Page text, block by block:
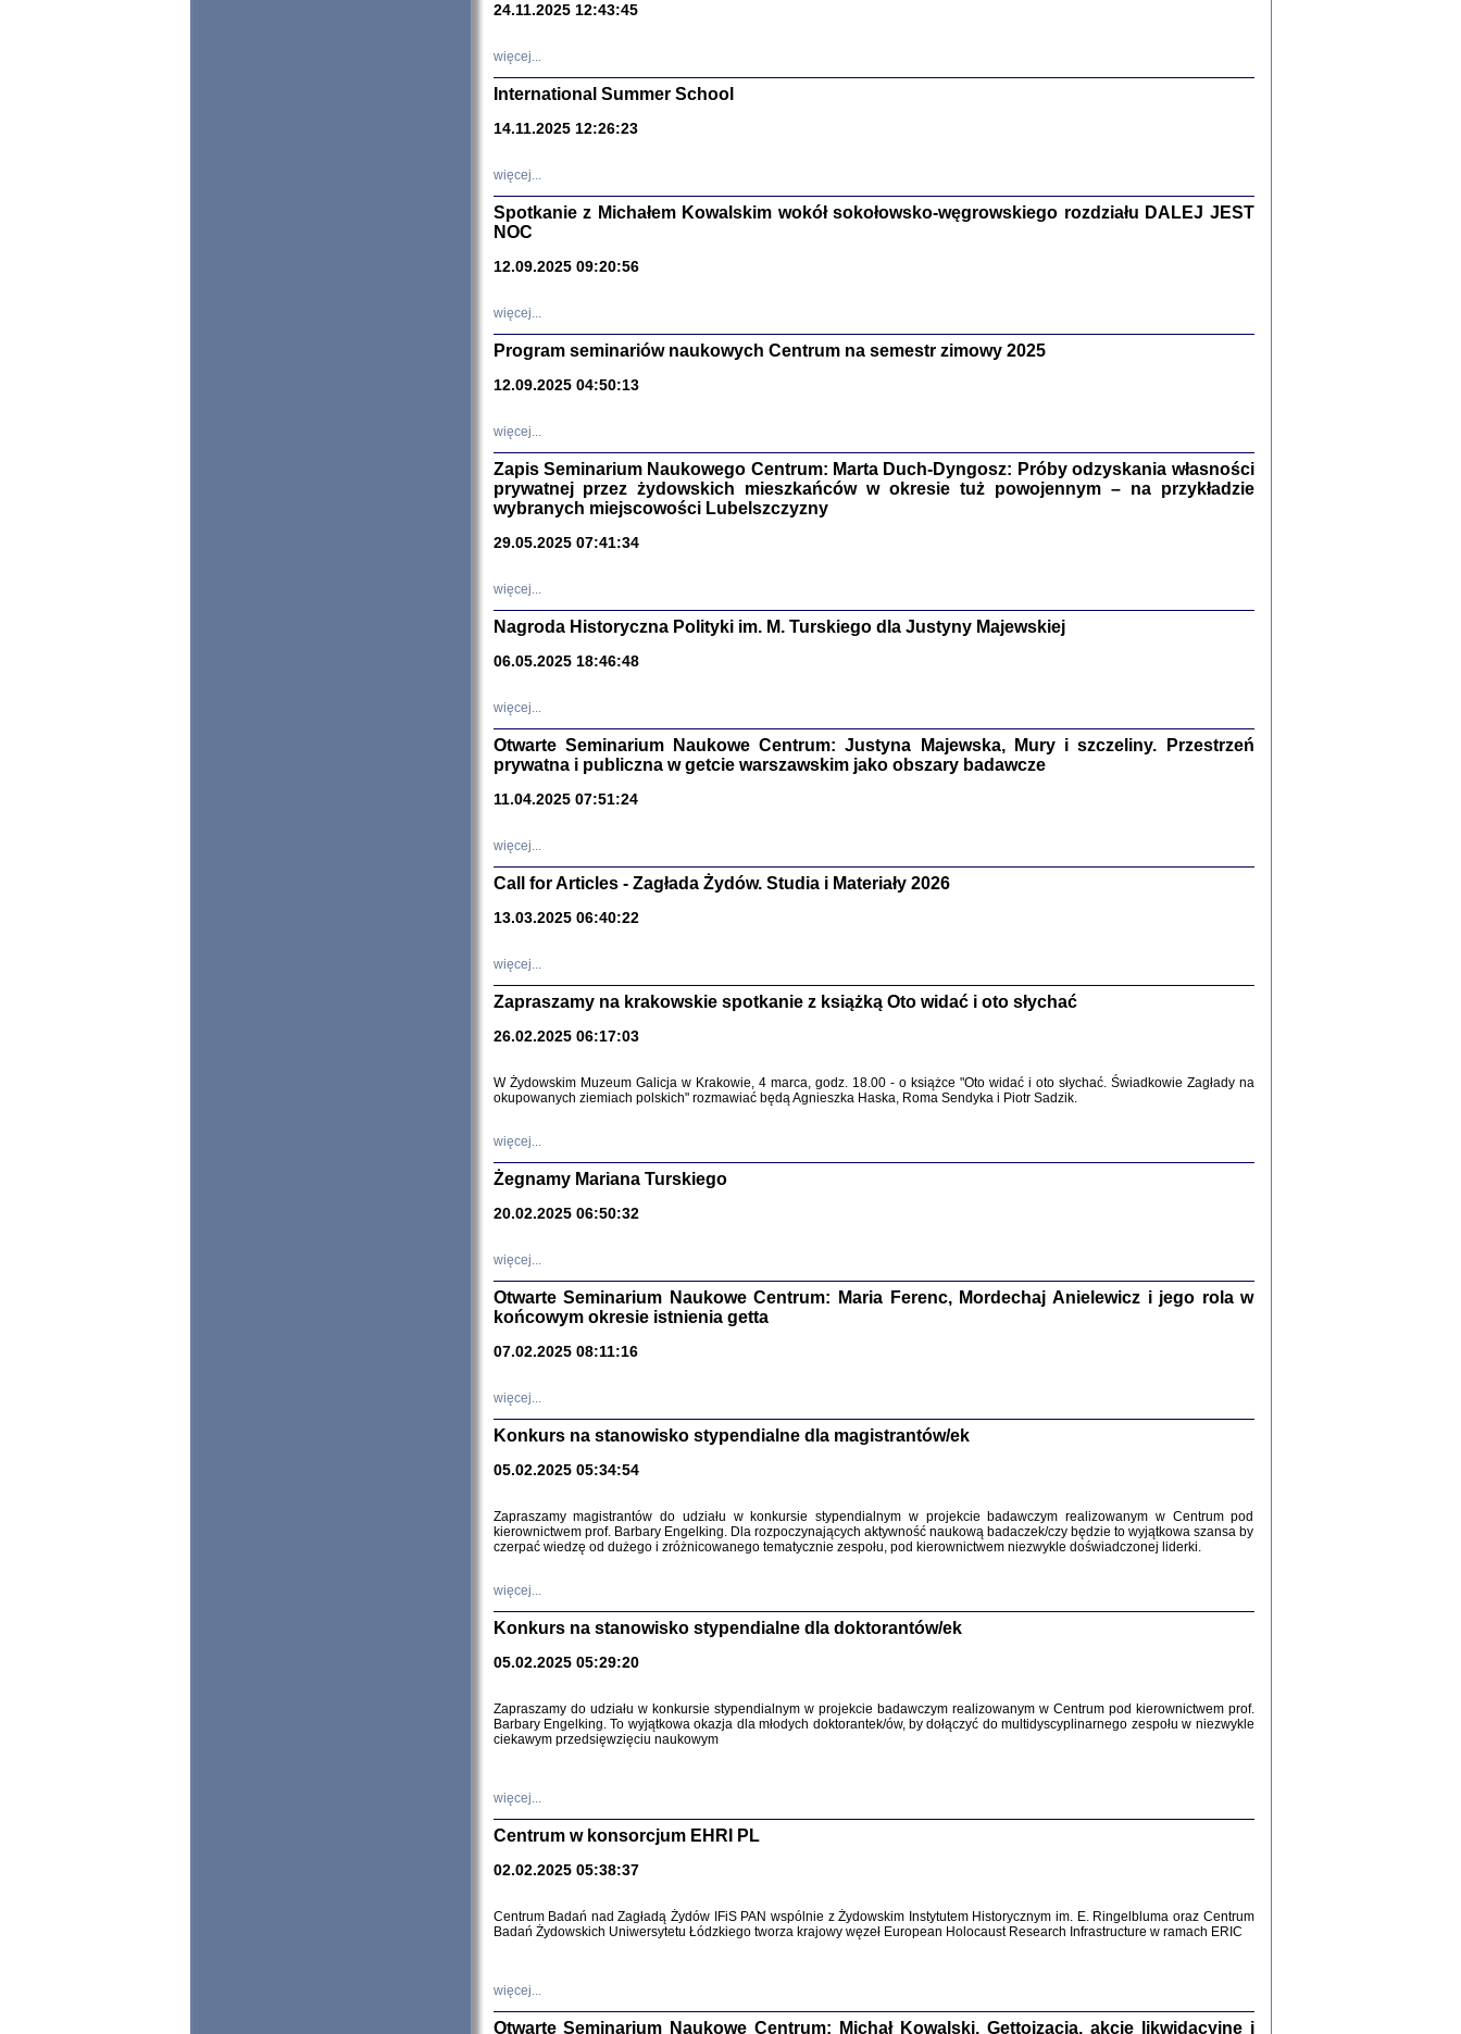
Warszawa 2019
Zagłada Żydów.
red. i wstęp Barbara Engelking, Jan Grabowski
Stanisław Adler, oprac. i wstępem opatrzyłaMarta Janczewska
Warszawa 2018
Warszawa 2017
Pisma Kopla i Mirki Piżyców o życiu w getcie i okupowanej
Warszawie
Warszawa 2016
SZCZĘŚCIE JEST POSIADAĆ DOM POD ZIEMIĄ ...
24.11.2025 12:43:45
więcej...
International Summer School
14.11.2025 12:26:23
więcej...
Spotkanie z Michałem Kowalskim wokół sokołowsko-węgrowskiego rozdziału DALEJ JEST
NOC
12.09.2025 09:20:56
więcej...
Program seminariów naukowych Centrum na semestr zimowy 2025
12.09.2025 04:50:13
więcej...
Zapis Seminarium Naukowego Centrum: Marta Duch-Dyngosz: Próby odzyskania własności
prywatnej przez żydowskich mieszkańców w okresie tuż powojennym – na przykładzie
wybranych miejscowości Lubelszczyzny
29.05.2025 07:41:34
więcej...
Nagroda Historyczna Polityki im. M. Turskiego dla Justyny Majewskiej
06.05.2025 18:46:48
więcej...
Otwarte Seminarium Naukowe Centrum: Justyna Majewska, Mury i szczeliny. Przestrzeń
prywatna i publiczna w getcie warszawskim jako obszary badawcze
11.04.2025 07:51:24
więcej...
Call for Articles - Zagłada Żydów. Studia i Materiały 2026
13.03.2025 06:40:22
więcej...
Zapraszamy na krakowskie spotkanie z książką Oto widać i oto słychać
26.02.2025 06:17:03
W Żydowskim Muzeum Galicja w Krakowie, 4 marca, godz. 18.00 - o książce "Oto widać i oto słychać. Świadkowie Zagłady na
okupowanych ziemiach polskich" rozmawiać będą Agnieszka Haska, Roma Sendyka i Piotr Sadzik.
więcej...
Żegnamy Mariana Turskiego
20.02.2025 06:50:32
więcej...
Otwarte Seminarium Naukowe Centrum: Maria Ferenc, Mordechaj Anielewicz i jego rola w
końcowym okresie istnienia getta
07.02.2025 08:11:16
więcej...
Konkurs na stanowisko stypendialne dla magistrantów/ek
05.02.2025 05:34:54
Zapraszamy magistrantów do udziału w konkursie stypendialnym w projekcie badawczym realizowanym w Centrum pod
kierownictwem prof. Barbary Engelking. Dla rozpoczynających aktywność naukową badaczek/czy będzie to wyjątkowa szansa by
czerpać wiedzę od dużego i zróżnicowanego tematycznie zespołu, pod kierownictwem niezwykle doświadczonej liderki.
więcej...
Konkurs na stanowisko stypendialne dla doktorantów/ek
05.02.2025 05:29:20
Zapraszamy do udziału w konkursie stypendialnym w projekcie badawczym realizowanym w Centrum pod kierownictwem prof.
Barbary Engelking. To wyjątkowa okazja dla młodych doktorantek/ów, by dołączyć do multidyscyplinarnego zespołu w niezwykle
ciekawym przedsięwzięciu naukowym
więcej...
Centrum w konsorcjum EHRI PL
02.02.2025 05:38:37
Centrum Badań nad Zagładą Żydów IFiS PAN wspólnie z Żydowskim Instytutem Historycznym im. E. Ringelbluma oraz Centrum
Badań Żydowskich Uniwersytetu Łódzkiego tworza krajowy węzeł European Holocaust Research Infrastructure w ramach ERIC
więcej...
Otwarte Seminarium Naukowe Centrum: Michał Kowalski, Gettoizacja, akcje likwidacyjne i